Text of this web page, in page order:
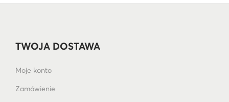
TWOJA DOSTAWA
Moje konto
Zamówienie